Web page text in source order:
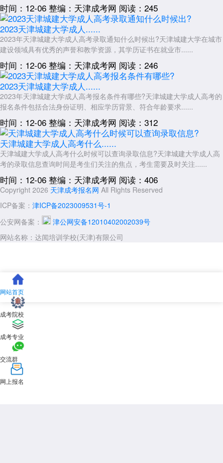
时间：12-06 整编：天津成考网 阅读：245
2023天津城建大学成人......
2023年天津城建大学成人高考录取通知什么时候出?天津城建大学在城市
建设领域具有优秀的声誉和教学资源，其学历证书在就业市......
时间：12-06 整编：天津成考网 阅读：246
2023天津城建大学成人......
2023年天津城建大学成人高考报名条件有哪些?天津城建大学成人高考的
报名条件包括合法身份证明、相应学历背景、符合年龄要求......
时间：12-06 整编：天津成考网 阅读：312
天津城建大学成人高考什么......
天津城建大学成人高考什么时候可以查询录取信息?天津城建大学成人高
考的录取信息查询时间是考生们关注的焦点，考生需要及时关注......
时间：12-06 整编：天津成考网 阅读：406
Copyright 2026 天津成考报名网 All Rights Reserved
ICP备案： 津ICP备2023009531号-1
公安网备案：
津公网安备12010402002039号
网站名称：达闻培训学校(天津)有限公司
网站首页
成考院校
成考专业
交流群
网上报名